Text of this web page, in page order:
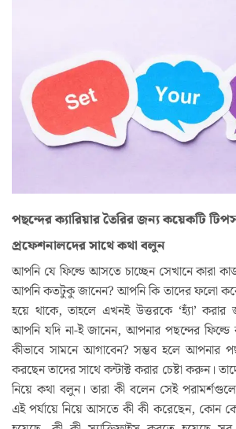
পছন্দের ক্যারিয়ার তৈরির জন্য কয়েকটি
প্রফেশনালদের সাথে কথা বলুন
আপনি যে ফিল্ডে আসতে চাচ্ছেন সেখানে কারা
আপনি কতটুকু জানেন? আপনি কি তাদের ফলো
হয়ে থাকে, তাহলে এখনই উত্তরকে ‘হ্যাঁ’
আপনি যদি না-ই জানেন, আপনার পছন্দের
কীভাবে সামনে আগাবেন? সম্ভব হলে আপনার
করছেন তাদের সাথে কন্টাক্ট করার চেষ্টা করুন।
নিয়ে কথা বলুন। তারা কী বলেন সেই
এই পর্যায়ে নিয়ে আসতে কী কী করেছেন, কোন